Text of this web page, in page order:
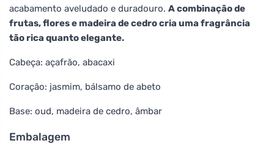
acabamento aveludado e duradouro. A combinação de
frutas, flores e madeira de cedro cria uma fragrância
tão rica quanto elegante.
Cabeça: açafrão, abacaxi
Coração: jasmim, bálsamo de abeto
Base: oud, madeira de cedro, âmbar
Embalagem